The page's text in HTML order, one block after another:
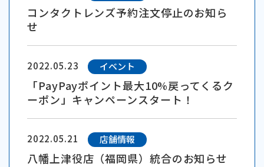
コンタクトレンズ予約注文停止のお知ら
せ
2022.05.23 イベント
「PayPayポイント最大10%戻ってくるク
ーポン」キャンペーンスタート！
2022.05.21 店舗情報
八幡上津役店（福岡県）統合のお知らせ